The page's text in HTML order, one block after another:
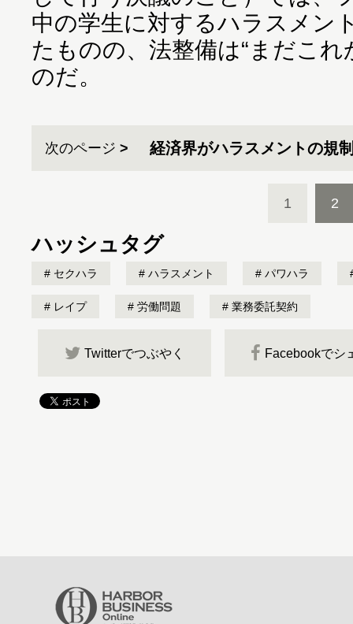
中の学生に対するハラスメン
たものの、法整備は“まだこ
のだ。
次のページ 経済界がハラスメントの規
1 2
ハッシュタグ
セクハラ ハラスメント パワハラ
レイプ 労働問題 業務委託契約
Twitterでつぶやく Facebookでシ